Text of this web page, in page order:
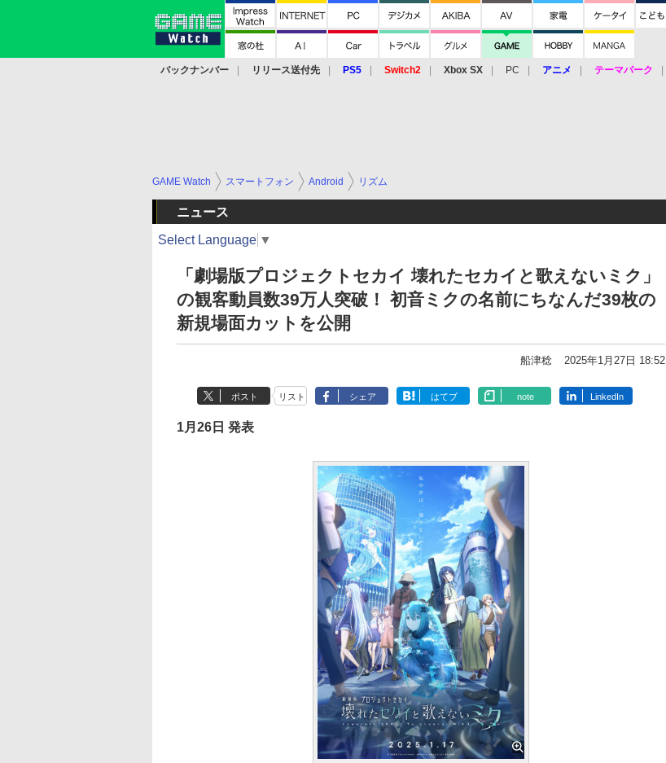
バックナンバー リリース送付先 PS5 Switch2 Xbox SX PC アニメ テーマパーク
GAME Watch スマートフォン Android リズム
ニュース
Select Language ▼
「劇場版プロジェクトセカイ 壊れたセカイと歌えないミク」
の観客動員数39万人突破！ 初音ミクの名前にちなんだ39枚の
新規場面カットを公開
船津稔 2025年1月27日 18:52
ポスト リスト シェア はてブ note LinkedIn
1月26日 発表